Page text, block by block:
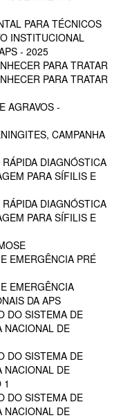
PARA TÉCNICOS
INSTITUCIONAL
- 2025
PARA TRATAR
PARA TRATAR
AGRAVOS -
CAMPANHA
DIAGNÓSTICA
PARA SÍFILIS E
DIAGNÓSTICA
PARA SÍFILIS E
EMERGÊNCIA PRÉ
EMERGÊNCIA
DA APS
DO SISTEMA DE
NACIONAL DE
DO SISTEMA DE
NACIONAL DE
1
DO SISTEMA DE
NACIONAL DE